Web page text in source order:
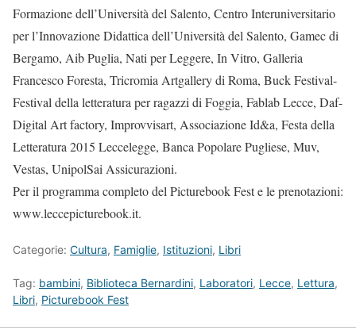
Formazione dell’Università del Salento, Centro Interuniversitario
per l’Innovazione Didattica dell’Università del Salento, Gamec di
Bergamo, Aib Puglia, Nati per Leggere, In Vitro, Galleria
Francesco Foresta, Tricromia Artgallery di Roma, Buck Festival-
Festival della letteratura per ragazzi di Foggia, Fablab Lecce, Daf-
Digital Art factory, Improvvisart, Associazione Id&a, Festa della
Letteratura 2015 Leccelegge, Banca Popolare Pugliese, Muv,
Vestas, UnipolSai Assicurazioni.
Per il programma completo del Picturebook Fest e le prenotazioni:
www.leccepicturebook.it.
Categorie: Cultura, Famiglie, Istituzioni, Libri
Tag: bambini, Biblioteca Bernardini, Laboratori, Lecce, Lettura,
Libri, Picturebook Fest